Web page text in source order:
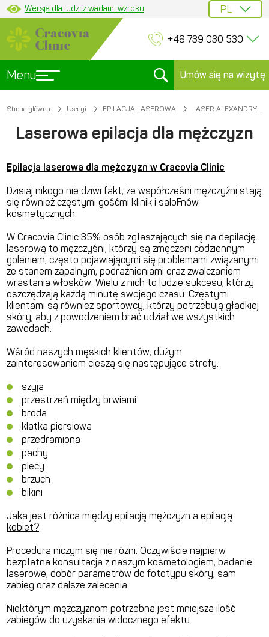
Wersja dla ludzi z wadami wzroku
+48 739 030 530
Menu Umów się na wizytę
Strona główna Usługi EPILACJA LASEROWA LASER ALEXANDRYTOWY
Laserowa epilacja dla mężczyzn
Epilacja laserowa dla mężczyzn w Cracovia Clinic
Dzisiaj nikogo nie dziwi fakt, że współcześni mężczyźni stają
się również częstymi gośćmi klinik i saloFnów
kosmetycznych.
W Cracovia Clinic 35% osób zgłaszających się na depilację
laserową to mężczyśni, którzy są zmęczeni codziennym
goleniem, często pojawiającymi się problemami związanymi
ze stanem zapalnym, podrażnieniami oraz zwalczaniem
wrastania włosków. Wielu z nich to ludzie sukcesu, którzy
oszczędzają każdą minutę swojego czasu. Częstymi
klientami są również sportowcy, którzy potrzebują gładkiej
skóry, aby z powodzeniem brać udział we wszystkich
zawodach.
Wśród naszych męskich klientów, dużym
zainteresowaniem cieszą się następujące strefy:
szyja
przestrzeń między brwiami
broda
klatka piersiowa
przedramiona
pachy
plecy
brzuch
bikini
Jaka jest różnica między epilacją mężczyzn a epilacją
kobiet?
Procedura niczym się nie różni. Oczywiście najpierw
bezpłatna konsultacja z naszym kosmetologiem, badanie
laserowe, dobór parametrów do fototypu skóry, sam
zabieg oraz dalsze zalecenia.
Niektórym mężczyznom potrzebna jest mniejsza ilość
zabiegów do uzyskania widocznego efektu.